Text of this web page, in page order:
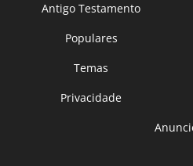
Antigo Testamento
Populares
Temas
Privacidade